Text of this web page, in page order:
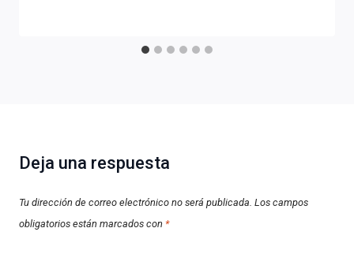
Deja una respuesta
Tu dirección de correo electrónico no será publicada. Los campos
obligatorios están marcados con *